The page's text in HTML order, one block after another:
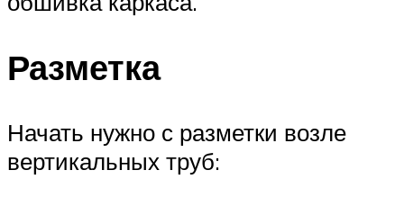
Разметка
Начать нужно с разметки возле
вертикальных труб: